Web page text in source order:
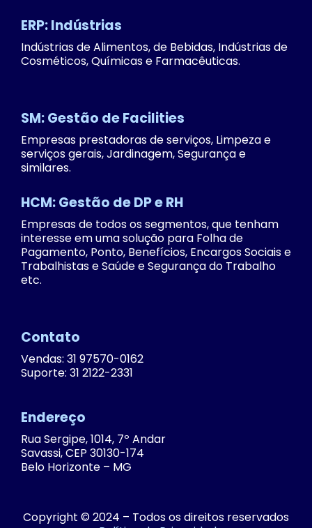
ERP: Indústrias
Indústrias de Alimentos, de Bebidas, Indústrias de
Cosméticos, Químicas e Farmacêuticas.
SM: Gestão de Facilities
Empresas prestadoras de serviços, Limpeza e
serviços gerais, Jardinagem, Segurança e
similares.
HCM: Gestão de DP e RH
Empresas de todos os segmentos, que tenham
interesse em uma solução para Folha de
Pagamento, Ponto, Benefícios, Encargos Sociais e
Trabalhistas e Saúde e Segurança do Trabalho
etc.
Contato
Vendas: 31 97570-0162
Suporte: 31 2122-2331
Endereço
Rua Sergipe, 1014, 7º Andar
Savassi, CEP 30130-174
Belo Horizonte – MG
Copyright © 2024 – Todos os direitos reservados